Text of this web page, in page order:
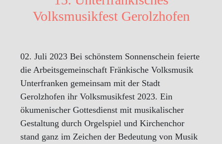
Volksmusikfest Gerolzhofen
02. Juli 2023 Bei schönstem Sonnenschein feierte
die Arbeitsgemeinschaft Fränkische Volksmusik
Unterfranken gemeinsam mit der Stadt
Gerolzhofen ihr Volksmusikfest 2023. Ein
ökumenischer Gottesdienst mit musikalischer
Gestaltung durch Orgelspiel und Kirchenchor
stand ganz im Zeichen der Bedeutung von Musik